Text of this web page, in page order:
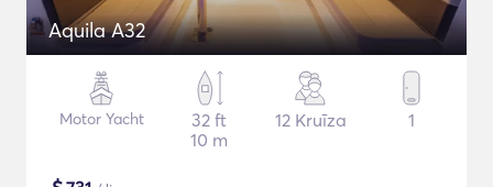
Aquila A32
Motor Yacht
32 ft
10 m
12 Kruīza 1